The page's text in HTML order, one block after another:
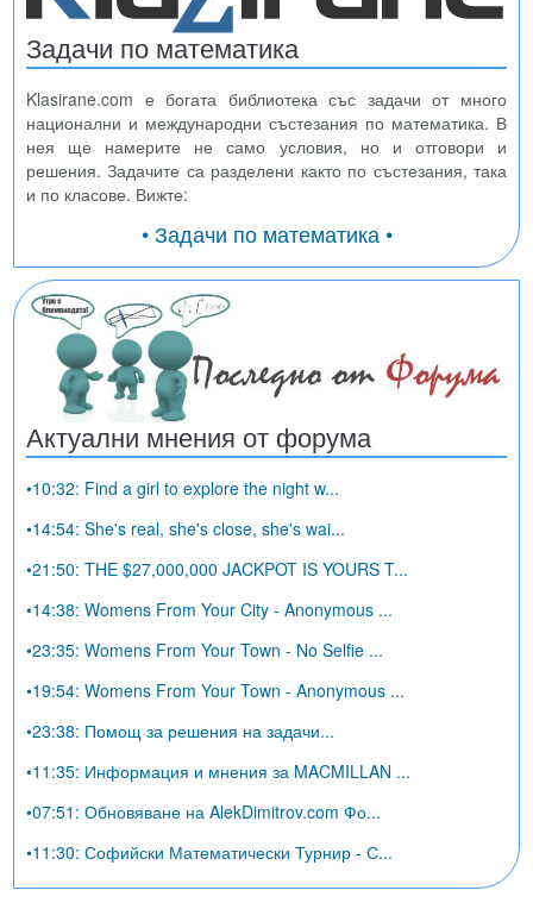
Задачи по математика
Klasirane.com е богата библиотека със задачи от много
национални и международни състезания по математика. В
нея ще намерите не само условия, но и отговори и
решения. Задачите са разделени както по състезания, така
и по класове. Вижте:
• Задачи по математика •
Актуални мнения от форума
•10:32: Find a girl to explore the night w...
•14:54: She's real, she's close, she's wai...
•21:50: THE $27,000,000 JACKPOT IS YOURS T...
•14:38: Womens From Your City - Anonymous ...
•23:35: Womens From Your Town - No Selfie ...
•19:54: Womens From Your Town - Anonymous ...
•23:38: Помощ за решения на задачи...
•11:35: Информация и мнения за MACMILLAN ...
•07:51: Обновяване на AlekDimitrov.com Фо...
•11:30: Софийски Математически Турнир - С...